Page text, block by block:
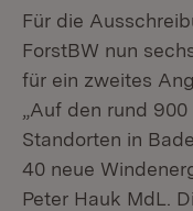
Für die
ForstBW nun
für ein zweites
„Auf den rund
Standorten in
40 neue
Peter Hauk MdL.